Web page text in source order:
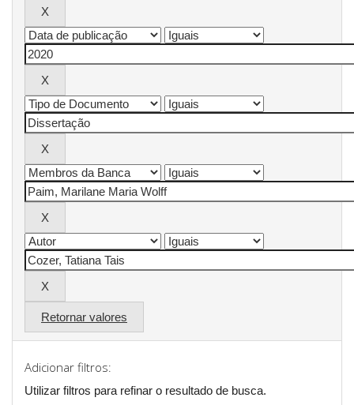
Retornar valores
Adicionar filtros:
Utilizar filtros para refinar o resultado de busca.